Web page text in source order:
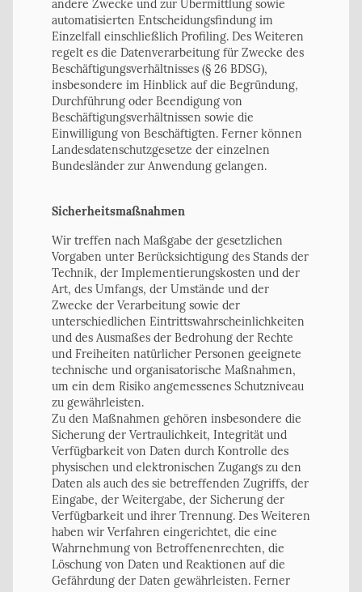
andere Zwecke und zur Übermittlung sowie
automatisierten Entscheidungsfindung im
Einzelfall einschließlich Profiling. Des Weiteren
regelt es die Datenverarbeitung für Zwecke des
Beschäftigungsverhältnisses (§ 26 BDSG),
insbesondere im Hinblick auf die Begründung,
Durchführung oder Beendigung von
Beschäftigungsverhältnissen sowie die
Einwilligung von Beschäftigten. Ferner können
Landesdatenschutzgesetze der einzelnen
Bundesländer zur Anwendung gelangen.
Sicherheitsmaßnahmen
Wir treffen nach Maßgabe der gesetzlichen
Vorgaben unter Berücksichtigung des Stands der
Technik, der Implementierungskosten und der
Art, des Umfangs, der Umstände und der
Zwecke der Verarbeitung sowie der
unterschiedlichen Eintrittswahrscheinlichkeiten
und des Ausmaßes der Bedrohung der Rechte
und Freiheiten natürlicher Personen geeignete
technische und organisatorische Maßnahmen,
um ein dem Risiko angemessenes Schutzniveau
zu gewährleisten.
Zu den Maßnahmen gehören insbesondere die
Sicherung der Vertraulichkeit, Integrität und
Verfügbarkeit von Daten durch Kontrolle des
physischen und elektronischen Zugangs zu den
Daten als auch des sie betreffenden Zugriffs, der
Eingabe, der Weitergabe, der Sicherung der
Verfügbarkeit und ihrer Trennung. Des Weiteren
haben wir Verfahren eingerichtet, die eine
Wahrnehmung von Betroffenenrechten, die
Löschung von Daten und Reaktionen auf die
Gefährdung der Daten gewährleisten. Ferner